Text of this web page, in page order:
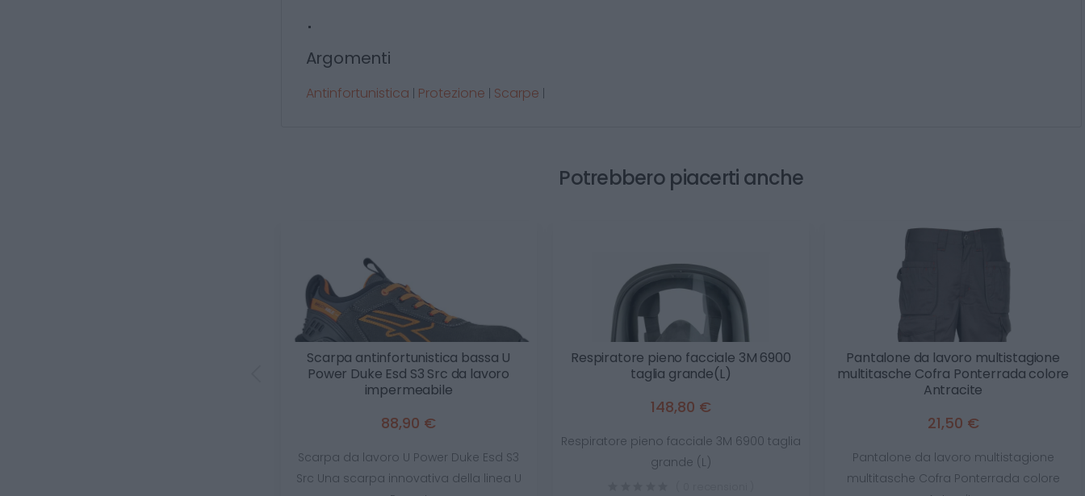
Argomenti
Antinfortunistica Protezione Scarpe
Potrebbero piacerti anche
Scarpa antinfortunistica bassa U
Power Duke Esd S3 Src da lavoro
impermeabile
88,90 €
Scarpa da lavoro U Power Duke Esd S3
Src Una scarpa innovativa della linea U
Respiratore pieno facciale 3M 6900
taglia grande(L)
148,80 €
Respiratore pieno facciale 3M 6900 taglia
grande (L)
Pantalone da lavoro multistagione
multitasche Cofra Ponterrada colore
Antracite
21,50 €
Pantalone da lavoro multistagione
multitasche Cofra Ponterrada colore